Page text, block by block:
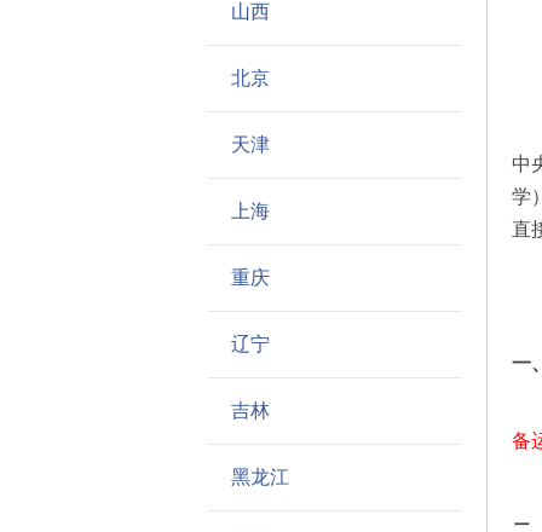
山西
北京
天津
上海
重庆
辽宁
吉林
黑龙江
中
学
直
一
备